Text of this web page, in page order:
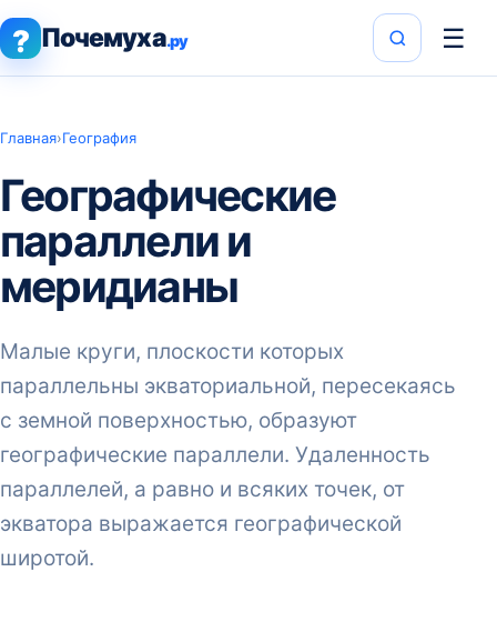
? Почемуха.ру ☰
Главная›География
Географические
параллели и
меридианы
Малые круги, плоскости которых
параллельны экваториальной, пересекаясь
с земной поверхностью, образуют
географические параллели. Удаленность
параллелей, а равно и всяких точек, от
экватора выражается географической
широтой.